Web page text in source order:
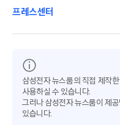
프레스센터
삼성전자 뉴스룸의 직접 제작
사용하실 수 있습니다.
그러나 삼성전자 뉴스룸이 제
있습니다.